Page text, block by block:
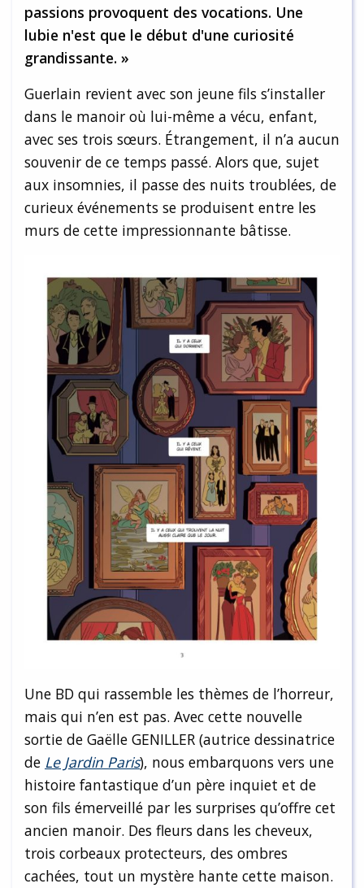
passions provoquent des vocations. Une
lubie n'est que le début d'une curiosité
grandissante. »
Guerlain revient avec son jeune fils s’installer
dans le manoir où lui-même a vécu, enfant,
avec ses trois sœurs. Étrangement, il n’a aucun
souvenir de ce temps passé. Alors que, sujet
aux insomnies, il passe des nuits troublées, de
curieux événements se produisent entre les
murs de cette impressionnante bâtisse.
Une BD qui rassemble les thèmes de l’horreur,
mais qui n’en est pas. Avec cette nouvelle
sortie de Gaëlle GENILLER (autrice dessinatrice
de Le Jardin Paris), nous embarquons vers une
histoire fantastique d’un père inquiet et de
son fils émerveillé par les surprises qu’offre cet
ancien manoir. Des fleurs dans les cheveux,
trois corbeaux protecteurs, des ombres
cachées, tout un mystère hante cette maison.